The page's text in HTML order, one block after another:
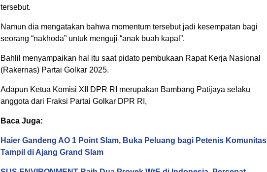
tersebut.
Namun dia mengatakan bahwa momentum tersebut jadi kesempatan bagi
seorang “nakhoda” untuk menguji “anak buah kapal”.
Bahlil menyampaikan hal itu saat pidato pembukaan Rapat Kerja Nasional
(Rakernas) Partai Golkar 2025.
Adapun Ketua Komisi XII DPR RI merupakan Bambang Patijaya selaku
anggota dari Fraksi Partai Golkar DPR RI,
Baca Juga:
Haier Gandeng AO 1 Point Slam, Buka Peluang bagi Petenis Komunitas
Tampil di Ajang Grand Slam